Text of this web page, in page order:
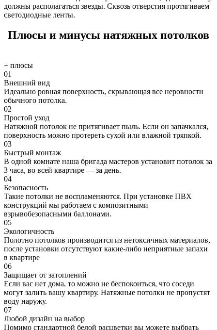
должны располагаться звезды. Сквозь отверстия протягиваем
светодиодные ленты.
Плюсы и минусы натяжных потолков
+ плюсы
01
Внешний вид
Идеально ровная поверхность, скрывающая все неровности
обычного потолка.
02
Простой уход
Натяжной потолок не притягивает пыль. Если он запачкался,
поверхность можно протереть сухой или влажной тряпкой.
03
Быстрый монтаж
В одной комнате наша бригада мастеров установит потолок за
3 часа, во всей квартире — за день.
04
Безопасность
Такие потолки не воспламеняются. При установке ПВХ
конструкций мы работаем с композитными
взрывобезопасными баллонами.
05
Экологичность
Полотно потолков производится из нетоксичных материалов,
после установки отсутствуют какие-либо неприятные запахи
в квартире
06
Защищает от затоплений
Если вас нет дома, то можно не беспокоиться, что соседи
могут залить вашу квартиру. Натяжные потолки не пропустят
воду наружу.
07
Любой дизайн на выбор
Помимо стандартной белой расцветки вы можете выбрать